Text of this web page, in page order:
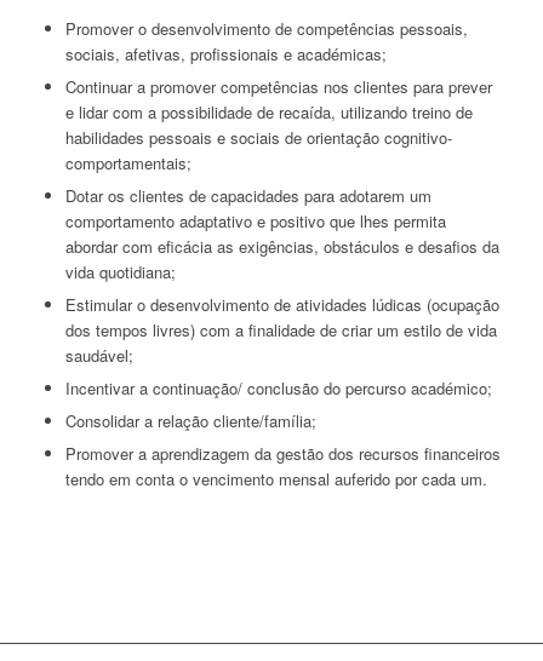
Promover o desenvolvimento de competências pessoais,
sociais, afetivas, profissionais e académicas;
Continuar a promover competências nos clientes para prever
e lidar com a possibilidade de recaída, utilizando treino de
habilidades pessoais e sociais de orientação cognitivo-
comportamentais;
Dotar os clientes de capacidades para adotarem um
comportamento adaptativo e positivo que lhes permita
abordar com eficácia as exigências, obstáculos e desafios da
vida quotidiana;
Estimular o desenvolvimento de atividades lúdicas (ocupação
dos tempos livres) com a finalidade de criar um estilo de vida
saudável;
Incentivar a continuação/ conclusão do percurso académico;
Consolidar a relação cliente/família;
Promover a aprendizagem da gestão dos recursos financeiros
tendo em conta o vencimento mensal auferido por cada um.